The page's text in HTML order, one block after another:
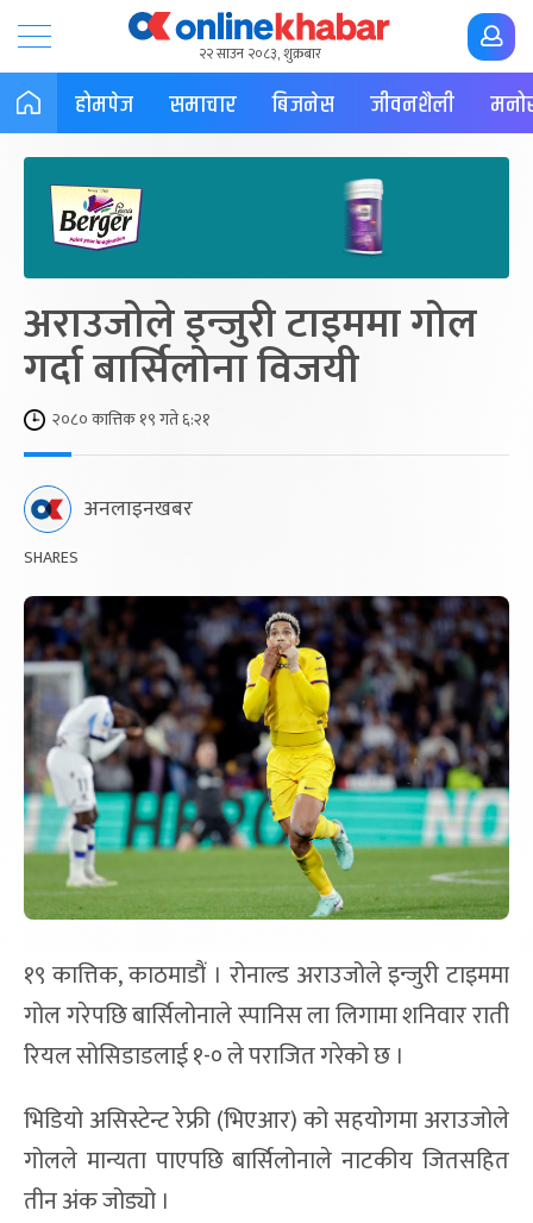
२२ साउन २०८३, शुक्रबार
होमपेज समाचार बिजनेस जीवनशैली
अराउजोले इन्जुरी टाइममा गोल
गर्दा बार्सिलोना विजयी
२०८० कात्तिक १९ गते ६:२१
अनलाइनखबर
SHARES
१९ कात्तिक, काठमाडौं । रोनाल्ड अराउजोले इन्जुरी टाइममा
गोल गरेपछि बार्सिलोनाले स्पानिस ला लिगामा शनिवार राती
रियल सोसिडाडलाई १-० ले पराजित गरेको छ ।
भिडियो असिस्टेन्ट रेफ्री (भिएआर) को सहयोगमा अराउजोले
गोलले मान्यता पाएपछि बार्सिलोनाले नाटकीय जितसहित
तीन अंक जोड्यो ।